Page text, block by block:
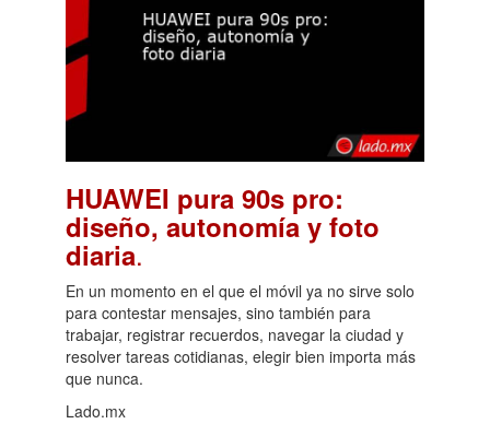
HUAWEI pura 90s pro:
diseño, autonomía y foto
diaria.
En un momento en el que el móvil ya no sirve solo
para contestar mensajes, sino también para
trabajar, registrar recuerdos, navegar la ciudad y
resolver tareas cotidianas, elegir bien importa más
que nunca.
Lado.mx